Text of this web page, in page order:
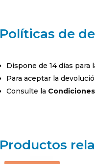
Políticas de
Dispone de 14 días para
Para aceptar la
Consulte la
Productos